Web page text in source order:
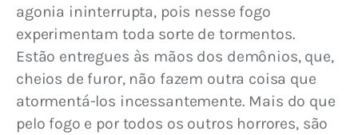
agonia ininterrupta, pois nesse fogo
experimentam toda sorte de tormentos.
Estão entregues às mãos dos demônios, que,
cheios de furor, não fazem outra coisa que
atormentá-los incessantemente. Mais do que
pelo fogo e por todos os outros horrores, são